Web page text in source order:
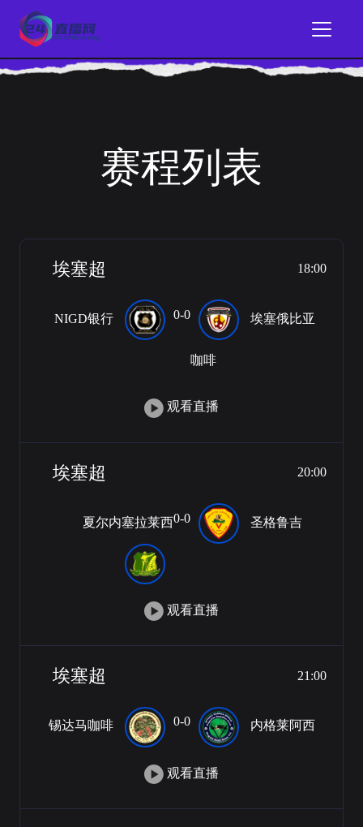
赛程列表
埃塞超 18:00
NIGD银行 0-0 埃塞俄比亚
咖啡
观看直播
埃塞超 20:00
夏尔内塞拉莱西0-0 圣格鲁吉
观看直播
埃塞超 21:00
锡达马咖啡 0-0 内格莱阿西
观看直播